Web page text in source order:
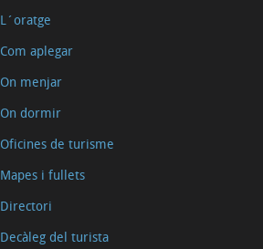
L´oratge
Com aplegar
On menjar
On dormir
Oficines de turisme
Mapes i fullets
Directori
Decàleg del turista